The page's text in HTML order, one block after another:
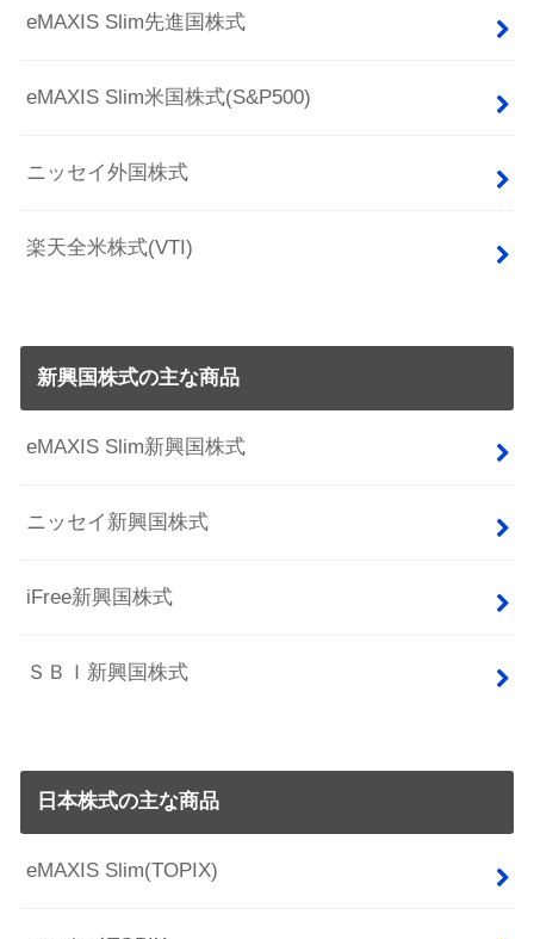
eMAXIS Slim先進国株式
eMAXIS Slim米国株式(S&P500)
ニッセイ外国株式
楽天全米株式(VTI)
新興国株式の主な商品
eMAXIS Slim新興国株式
ニッセイ新興国株式
iFree新興国株式
ＳＢＩ新興国株式
日本株式の主な商品
eMAXIS Slim(TOPIX)